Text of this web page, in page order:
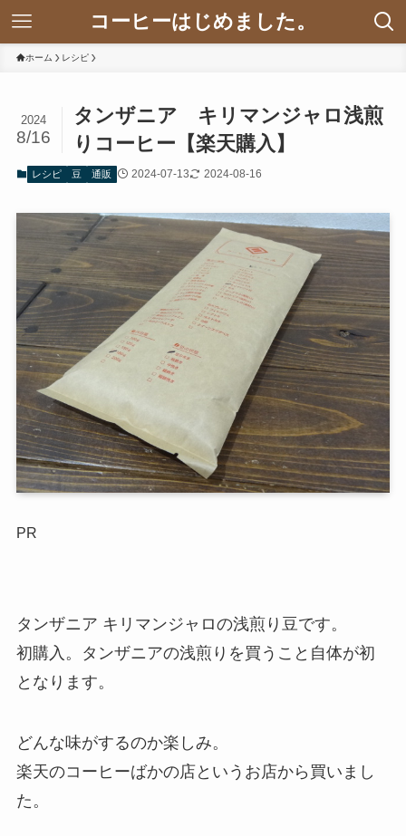
コーヒーはじめました。
ホーム レシピ
タンザニア キリマンジャロ浅煎
りコーヒー【楽天購入】
2024
8/16
レシピ 豆 通販 2024-07-13 2024-08-16
PR
タンザニア キリマンジャロの浅煎り豆です。
初購入。タンザニアの浅煎りを買うこと自体が初
となります。
どんな味がするのか楽しみ。
楽天のコーヒーばかの店というお店から買いまし
た。